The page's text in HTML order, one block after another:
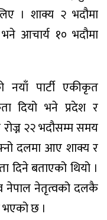
। शाक्य २ भदौमा
भने आचार्य १० भदौमा
नयाँ पार्टी एकीकृत
दियो भने प्रदेश र
२२ भदौसम्म समय
दलमा आए शाक्य र
दिने बताएको थियो ।
नेपाल नेतृत्वको दलकै
छ ।